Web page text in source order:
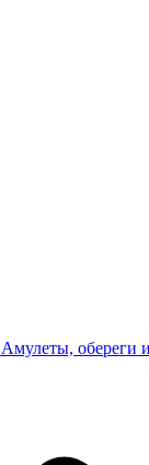
Амулеты, обереги